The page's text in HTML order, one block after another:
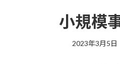
小規模
2023年3月5日